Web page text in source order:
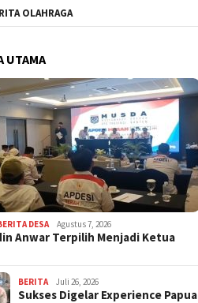
OLAHRAGA
UTAMA
DESA Agustus 7, 2026
Anwar Terpilih Menjadi Ketua
BERITA Juli 26, 2026
Sukses Digelar Experience Papua